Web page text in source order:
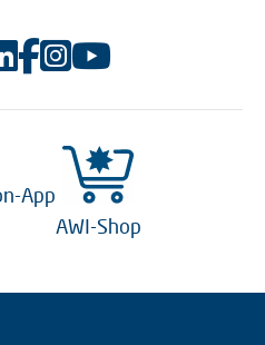
App
AWI-Shop